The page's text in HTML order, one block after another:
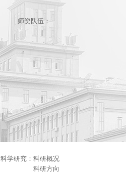
师资队伍：
科学研究：科研概况
科研方向